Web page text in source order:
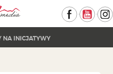
Facebook
NA INICJATYWY